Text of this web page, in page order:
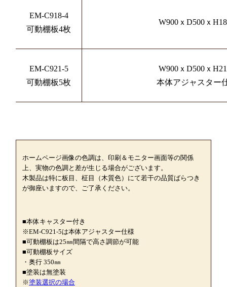
EM-C918-4
可動棚板4枚
W900ｘD500ｘ
EM-C921-5
可動棚板5枚
W900ｘD500ｘ
本体アジャスター
ホームページ画像の色調は、印刷＆モニター画面等の関係
上、実物の色調と差が生じる場合がございます。
木製品は特に板目、柾目（木質色）にて若干の品質ばらつき
が御座いますので、ご了承ください。
■本体キャスター付き
※EM-C921-5は本体アジャスター仕様
■可動棚板は25㎜間隔で高さ調節が可能
■可動棚板サイズ
・奥行 350㎜
■塗装は無塗装
※塗装選択の場合